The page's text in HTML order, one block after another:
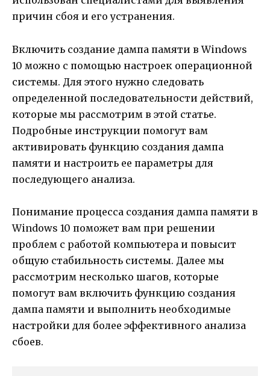
причин сбоя и его устранения.
Включить создание дампа памяти в Windows
10 можно с помощью настроек операционной
системы. Для этого нужно следовать
определенной последовательности действий,
которые мы рассмотрим в этой статье.
Подробные инструкции помогут вам
активировать функцию создания дампа
памяти и настроить ее параметры для
последующего анализа.
Понимание процесса создания дампа памяти в
Windows 10 поможет вам при решении
проблем с работой компьютера и повысит
общую стабильность системы. Далее мы
рассмотрим несколько шагов, которые
помогут вам включить функцию создания
дампа памяти и выполнить необходимые
настройки для более эффективного анализа
сбоев.